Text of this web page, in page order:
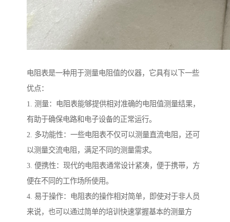
电阻表是一种用于测量电阻值的仪器，它具有以下一些
优点：
1. 测量：电阻表能够提供相对准确的电阻值测量结果，
有助于确保电路和电子设备的正常运行。
2. 多功能性：一些电阻表不仅可以测量直流电阻，还可
以测量交流电阻，满足不同的测量需求。
3. 便携性：现代的电阻表通常设计紧凑，便于携带，方
便在不同的工作场所使用。
4. 易于操作：电阻表的操作相对简单，即使对于非人员
来说，也可以通过简单的培训快速掌握基本的测量方